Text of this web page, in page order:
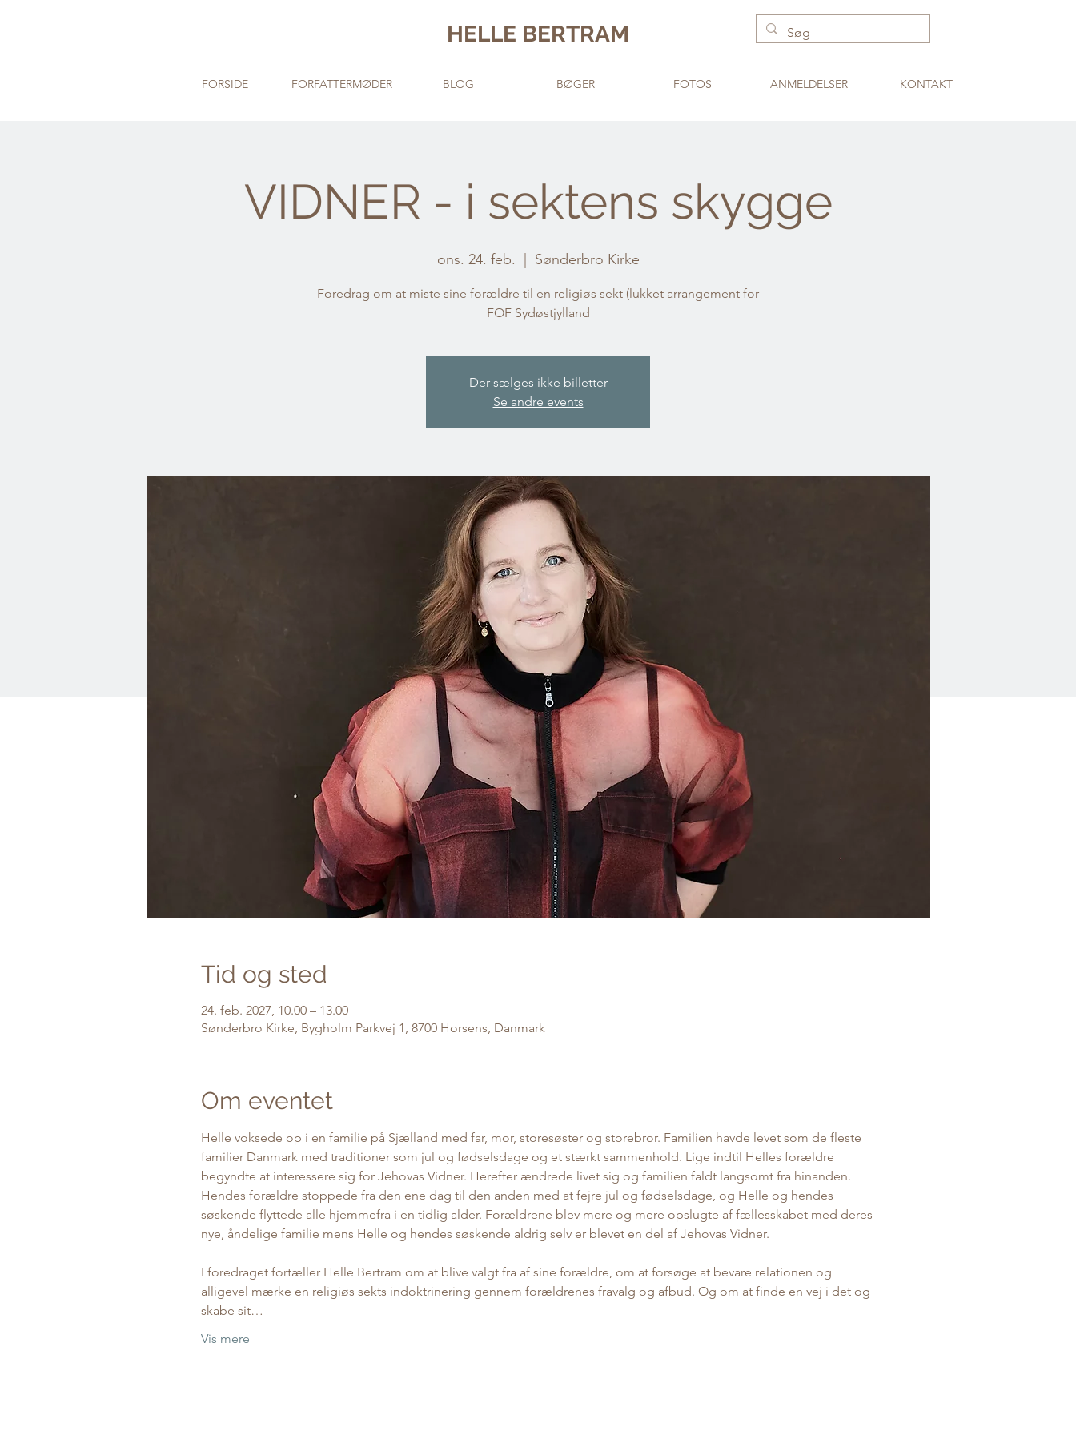
HELLE BERTRAM
FORSIDE FORFATTERMØDER BLOG BØGER FOTOS ANMELDELSER KONTAKT
VIDNER - i sektens skygge
ons. 24. feb. Sønderbro Kirke
Foredrag om at miste sine forældre til en religiøs sekt (lukket arrangement for
FOF Sydøstjylland
Der sælges ikke billetter
Se andre events
Tid og sted
24. feb. 2027, 10.00 – 13.00
Sønderbro Kirke, Bygholm Parkvej 1, 8700 Horsens, Danmark
Om eventet
Helle voksede op i en familie på Sjælland med far, mor, storesøster og storebror. Familien havde levet som de fleste
familier Danmark med traditioner som jul og fødselsdage og et stærkt sammenhold. Lige indtil Helles forældre
begyndte at interessere sig for Jehovas Vidner. Herefter ændrede livet sig og familien faldt langsomt fra hinanden.
Hendes forældre stoppede fra den ene dag til den anden med at fejre jul og fødselsdage, og Helle og hendes
søskende flyttede alle hjemmefra i en tidlig alder. Forældrene blev mere og mere opslugte af fællesskabet med deres
nye, åndelige familie mens Helle og hendes søskende aldrig selv er blevet en del af Jehovas Vidner.
I foredraget fortæller Helle Bertram om at blive valgt fra af sine forældre, om at forsøge at bevare relationen og
alligevel mærke en religiøs sekts indoktrinering gennem forældrenes fravalg og afbud. Og om at finde en vej i det og
skabe sit…
Vis mere